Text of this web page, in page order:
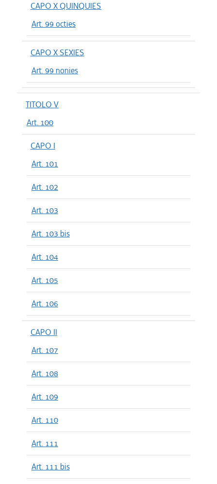
CAPO X QUINQUIES
Art. 99 octies
CAPO X SEXIES
Art. 99 nonies
TITOLO V
Art. 100
CAPO I
Art. 101
Art. 102
Art. 103
Art. 103 bis
Art. 104
Art. 105
Art. 106
CAPO II
Art. 107
Art. 108
Art. 109
Art. 110
Art. 111
Art. 111 bis